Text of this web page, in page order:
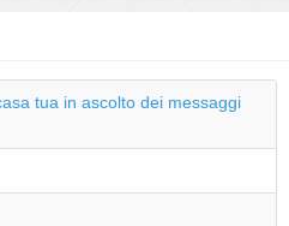
tua in ascolto dei messaggi